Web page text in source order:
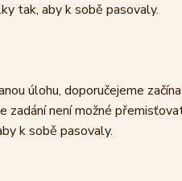
tak, aby k sobě pasovaly.
úlohu, doporučejeme
není možné
k sobě pasovaly.